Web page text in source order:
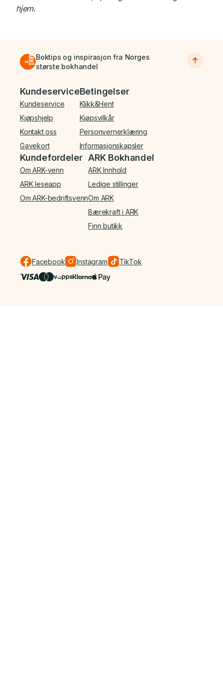
hjem.
Boktips og inspirasjon fra Norges
største bokhandel
Bunnmeny
Kundeservice
Kundeservice
Kjøpshjelp
Kontakt oss
Gavekort
Betingelser
Klikk&Hent
Kjøpsvilkår
Personvernerklæring
Informasjonskapsler
Kundefordeler
Om ARK-venn
ARK leseapp
Om ARK-bedriftsvenn
ARK Bokhandel
ARK Innhold
Ledige stillinger
Om ARK
Bærekraft i ARK
Finn butikk
Facebook Instagram TikTok